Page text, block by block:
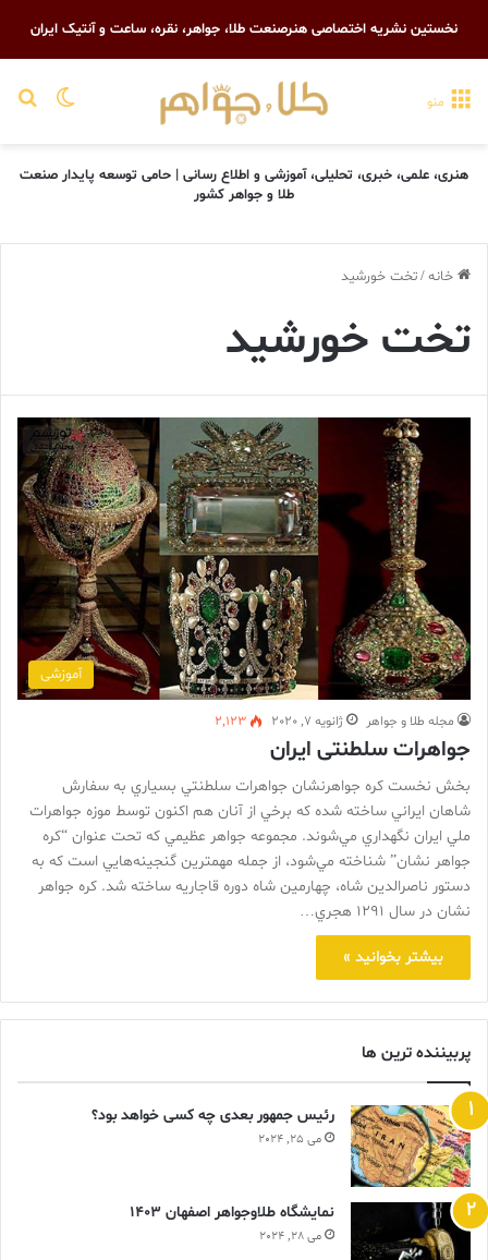
نخستین نشریه اختصاصی هنرصنعت طلا، جواهر، نقره، ساعت و آنتیک ایران
تغییر منو
هنری، علمی، خبری، تحلیلی، آموزشی و اطلاع رسانی | حامی توسعه پایدار صنعت
طلا و جواهر کشور
خانه/تخت خورشید
تخت خورشید
آموزشی
مجله طلا و جواهر ژانویه 7, 2020 2,123
جواهرات سلطنتی ایران
بخش نخست کره جواهرنشان جواهرات سلطنتي بسياري به سفارش
شاهان ايراني ساخته شده که برخي از آنان هم اکنون توسط موزه جواهرات
ملي ايران نگهداري مي‌شوند. مجموعه جواهر عظيمي که تحت عنوان “کره
جواهر نشان” شناخته مي‌شود، از جمله مهمترين گنجينه‌هايي است که به
دستور ناصرالدين شاه، چهارمين شاه دوره قاجاريه ساخته شد. کره جواهر
نشان در سال 1291 هجري…
بیشتر بخوانید »
پربیننده ترین ها
رئیس جمهور بعدی چه کسی خواهد بود؟
می 25, 2024
نمایشگاه طلاوجواهر اصفهان 1403
می 28, 2024